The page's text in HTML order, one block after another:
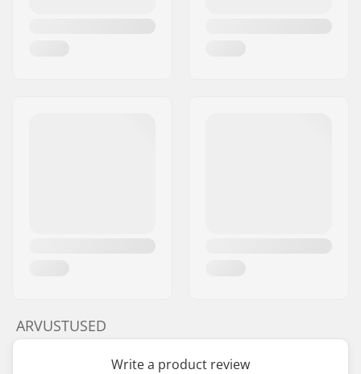
ARVUSTUSED
Write a product review